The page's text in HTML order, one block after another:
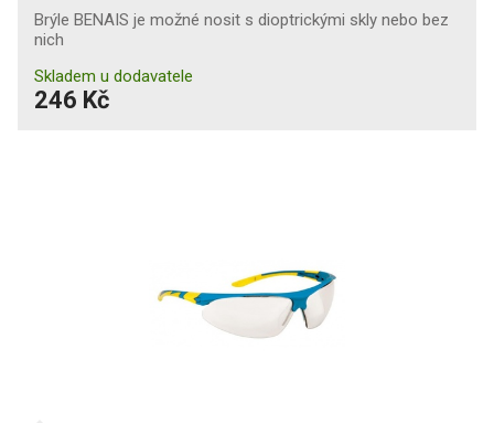
Brýle BENAIS je možné nosit s dioptrickými skly nebo bez
nich
Skladem u dodavatele
246 Kč